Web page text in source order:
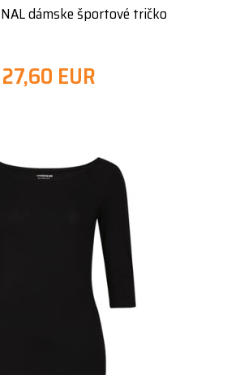
dámske športové tričko
27,60 EUR